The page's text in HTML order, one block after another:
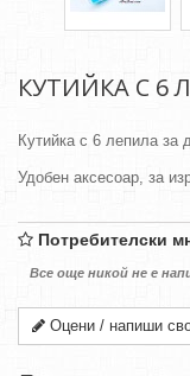
КУТИЙКА С 6
Кутийка с 6 лепила за
Удобен аксесоар, за
Потребителски
Все още никой не е
Оцени / напиши